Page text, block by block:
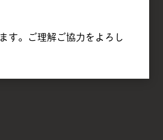
す。ご理解ご協力をよろし